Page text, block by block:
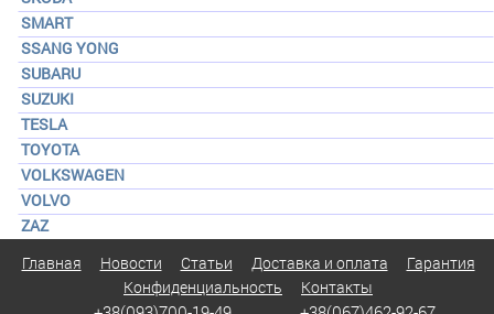
SMART
SSANG YONG
SUBARU
SUZUKI
TESLA
TOYOTA
VOLKSWAGEN
VOLVO
ZAZ
Главная Новости Статьи Доставка и оплата
Гарантия
Конфиденциальность
Контакты